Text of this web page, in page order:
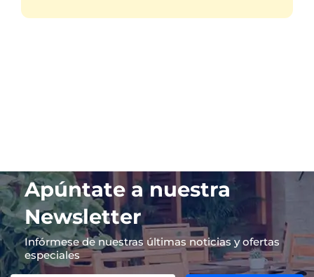
Apúntate a nuestra
Newsletter
Infórmese de nuestras últimas noticias y ofertas
especiales